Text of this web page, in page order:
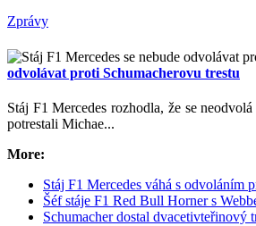
Zprávy
odvolávat proti Schumacherovu trestu
Stáj F1 Mercedes rozhodla, že se
potrestali Michae...
More:
Stáj F1 Mercedes váhá s odvoláním
Šéf stáje F1 Red Bull Horner s
Schumacher dostal dvacetivteřinový